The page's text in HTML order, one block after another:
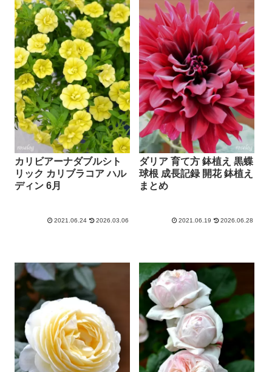
カリビアーナダブルシト
リック カリブラコア ハル
ディン 6月
2021.06.24 2026.03.06
ダリア 育て方 鉢植え 黒蝶
球根 成長記録 開花 鉢植え
まとめ
2021.06.19 2026.06.28